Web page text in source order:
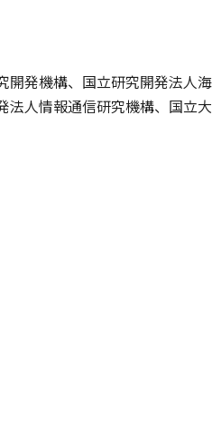
開発機構、国立研究開発法人海
法人情報通信研究機構、国立大